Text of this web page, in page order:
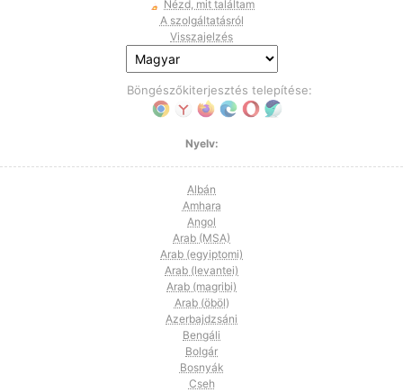
Nézd, mit találtam
A szolgáltatásról
Visszajelzés
Böngészőkiterjesztés telepítése:
Nyelv:
Albán
Amhara
Angol
Arab (MSA)
Arab (egyiptomi)
Arab (levantei)
Arab (magribi)
Arab (öböl)
Azerbajdzsáni
Bengáli
Bolgár
Bosnyák
Cseh